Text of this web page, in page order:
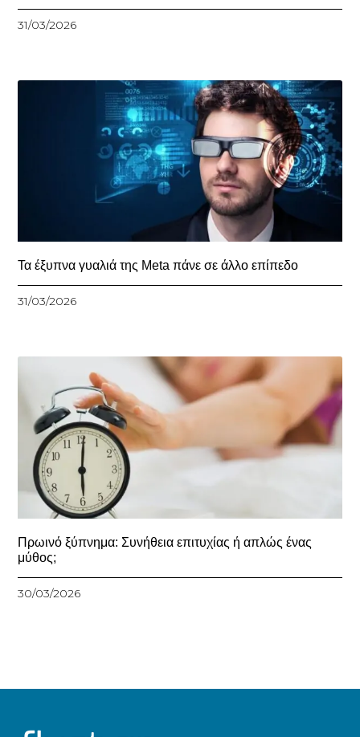
31/03/2026
Τα έξυπνα γυαλιά της Meta πάνε σε άλλο επίπεδο
31/03/2026
Πρωινό ξύπνημα: Συνήθεια επιτυχίας ή απλώς ένας
μύθος;
30/03/2026